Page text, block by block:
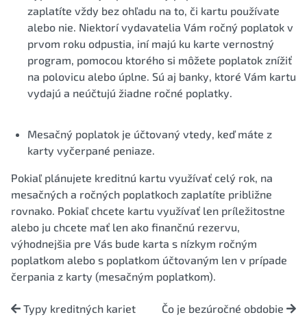
zaplatíte vždy bez ohľadu na to, či kartu používate
alebo nie. Niektorí vydavatelia Vám ročný poplatok v
prvom roku odpustia, iní majú ku karte vernostný
program, pomocou ktorého si môžete poplatok znížiť
na polovicu alebo úplne. Sú aj banky, ktoré Vám kartu
vydajú a neúčtujú žiadne ročné poplatky.
Mesačný poplatok je účtovaný vtedy, keď máte z
karty vyčerpané peniaze.
Pokiaľ plánujete kreditnú kartu využívať celý rok, na
mesačných a ročných poplatkoch zaplatíte približne
rovnako. Pokiaľ chcete kartu využívať len príležitostne
alebo ju chcete mať len ako finančnú rezervu,
výhodnejšia pre Vás bude karta s nízkym ročným
poplatkom alebo s poplatkom účtovaným len v prípade
čerpania z karty (mesačným poplatkom).
Typy kreditných kariet Čo je bezúročné obdobie